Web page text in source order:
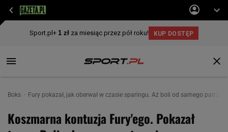
Boks Fury pokazał, jak oberwał w czasie sparingu. Aż boli od samego
Koszmarna kontuzja Fury'ego. Pokazał